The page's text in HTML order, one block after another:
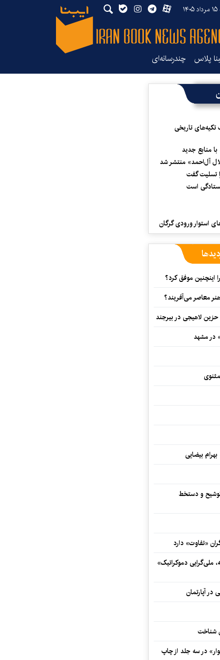
پلاس چندرسانه‌ای
تکیه‌های تاریخی
منابع جدید
آل‌احمد» منتشر شد
تسلیت گفت
است
استوار ورودی گرگان
اینچنین موفق کرد؟
معاصر می‌آفریند؟
لاهیجی در بیرجند
در مشهد
بیضایی
و دستخط
«تفاوت» دارد
ملی‌گرایی دموکراتیک»
در آپارتمان
شناخت
در سه جلد از چاپ